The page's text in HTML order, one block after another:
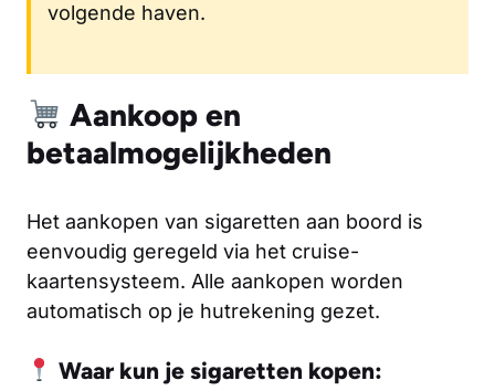
volgende haven.
Aankoop en
betaalmogelijkheden
Het aankopen van sigaretten aan boord is
eenvoudig geregeld via het cruise-
kaartensysteem. Alle aankopen worden
automatisch op je hutrekening gezet.
Waar kun je sigaretten kopen: